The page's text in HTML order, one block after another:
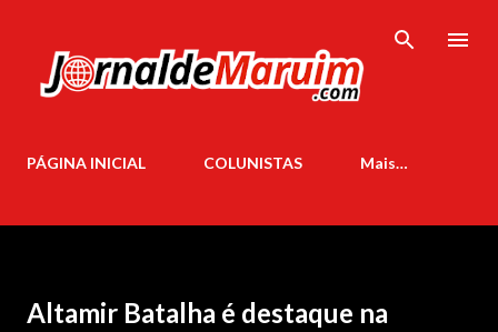
PÁGINA INICIAL COLUNISTAS Mais…
Altamir Batalha é destaque na